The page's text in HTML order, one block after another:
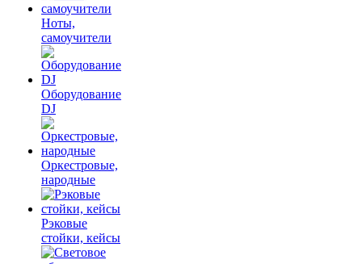
Ноты,
самоучители
Оборудование
DJ
Оркестровые,
народные
Рэковые
стойки, кейсы